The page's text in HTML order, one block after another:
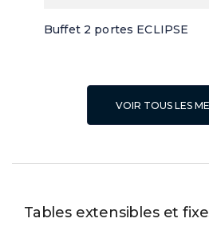
Buffet 2 portes ECLIPSE
VOIR TOUS LES
Tables extensibles et